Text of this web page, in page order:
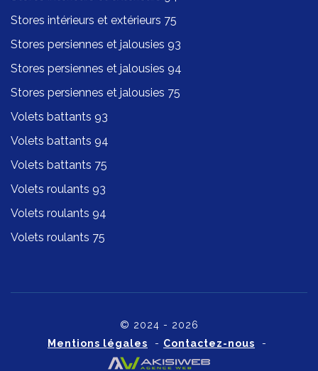
Stores intérieurs et extérieurs 75
Stores persiennes et jalousies 93
Stores persiennes et jalousies 94
Stores persiennes et jalousies 75
Volets battants 93
Volets battants 94
Volets battants 75
Volets roulants 93
Volets roulants 94
Volets roulants 75
© 2024 - 2026
Mentions légales - Contactez-nous -